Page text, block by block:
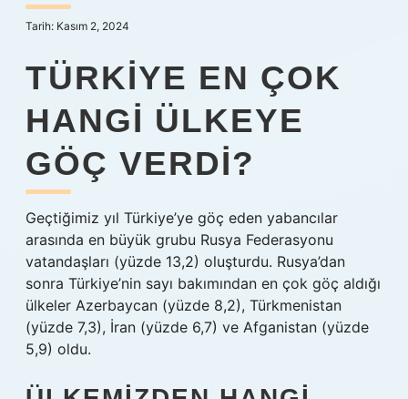
Hakkımızda
Tarih: Kasım 2, 2024
TÜRKIYE EN ÇOK
HANGI ÜLKEYE
GÖÇ VERDI?
Geçtiğimiz yıl Türkiye’ye göç eden yabancılar
arasında en büyük grubu Rusya Federasyonu
vatandaşları (yüzde 13,2) oluşturdu. Rusya’dan
sonra Türkiye’nin sayı bakımından en çok göç aldığı
ülkeler Azerbaycan (yüzde 8,2), Türkmenistan
(yüzde 7,3), İran (yüzde 6,7) ve Afganistan (yüzde
5,9) oldu.